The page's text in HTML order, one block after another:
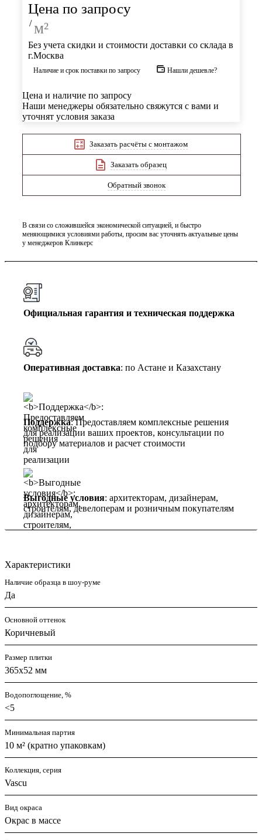
Цена по запросу
/ м²
Без учета скидки и стоимости доставки со склада в
г.Москва
Наличие и срок поставки по запросу Нашли дешевле?
Цена и наличие по запросу
Наши менеджеры обязательно свяжутся с вами и
уточнят условия заказа
Заказать расчёты с монтажом
Заказать образец
Обратный звонок
В связи со сложившейся экономической ситуацией, и быстро
меняющимися условиями работы, просим вас уточнять актуальные цены
у менеджеров Клинкерс
Официальная гарантия и техническая поддержка
Оперативная доставка: по Астане и Казахстану
Поддержка: Предоставляем комплексные решения
для реализации ваших проектов, консультации по
подбору материалов и расчет стоимости
Выгодные условия: архитекторам, дизайнерам,
строителям, девелоперам и розничным покупателям
Характеристики
Наличие образца в шоу-руме
Да
Основной оттенок
Коричневый
Размер плитки
365x52 мм
Водопоглощение, %
<5
Минимальная партия
10 м² (кратно упаковкам)
Коллекция, серия
Vascu
Вид окраса
Окрас в массе